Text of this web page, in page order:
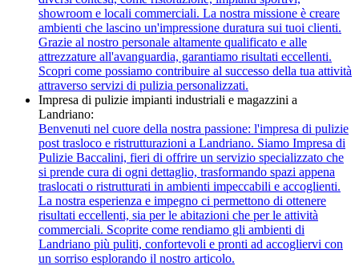
showroom e locali commerciali. La nostra missione è creare
ambienti che lascino un'impressione duratura sui tuoi clienti.
Grazie al nostro personale altamente qualificato e alle
attrezzature all'avanguardia, garantiamo risultati eccellenti.
Scopri come possiamo contribuire al successo della tua attività
attraverso servizi di pulizia personalizzati.
Impresa di pulizie impianti industriali e magazzini a
Landriano:
Benvenuti nel cuore della nostra passione: l'impresa di pulizie
post trasloco e ristrutturazioni a Landriano. Siamo Impresa di
Pulizie Baccalini, fieri di offrire un servizio specializzato che
si prende cura di ogni dettaglio, trasformando spazi appena
traslocati o ristrutturati in ambienti impeccabili e accoglienti.
La nostra esperienza e impegno ci permettono di ottenere
risultati eccellenti, sia per le abitazioni che per le attività
commerciali. Scoprite come rendiamo gli ambienti di
Landriano più puliti, confortevoli e pronti ad accogliervi con
un sorriso esplorando il nostro articolo.